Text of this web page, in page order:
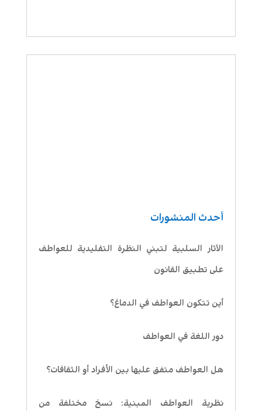
أحدث المنشورات
الآثار السلبية لتبني النظرة التقليدية للعواطف
على تطبيق القانون
أين تتكون العواطف في الدماغ؟
دور اللغة في العواطف
هل العواطف متفق عليها بين الأفراد أو الثقافات؟
نظرية العواطف المبنية: نسخ مختلفة من